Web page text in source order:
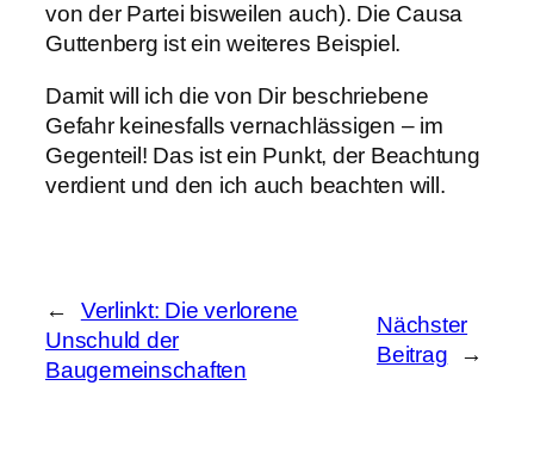
von der Partei bisweilen auch). Die Causa
Guttenberg ist ein weiteres Beispiel.
Damit will ich die von Dir beschriebene
Gefahr keinesfalls vernachlässigen – im
Gegenteil! Das ist ein Punkt, der Beachtung
verdient und den ich auch beachten will.
←
Verlinkt: Die verlorene
Unschuld der
Baugemeinschaften
Nächster
Beitrag
→